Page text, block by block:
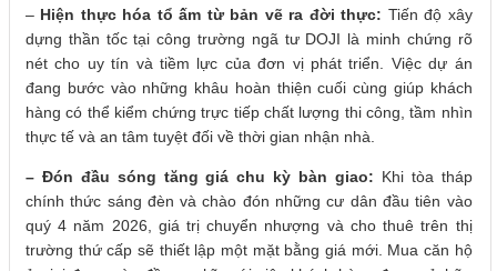
– Hiện thực hóa tổ ấm từ bản vẽ ra đời thực: Tiến độ xây
dựng thần tốc tại công trường ngã tư DOJI là minh chứng rõ
nét cho uy tín và tiềm lực của đơn vị phát triển. Việc dự án
đang bước vào những khâu hoàn thiện cuối cùng giúp khách
hàng có thể kiểm chứng trực tiếp chất lượng thi công, tầm nhìn
thực tế và an tâm tuyệt đối về thời gian nhận nhà.
– Đón đầu sóng tăng giá chu kỳ bàn giao: Khi tòa tháp
chính thức sáng đèn và chào đón những cư dân đầu tiên vào
quý 4 năm 2026, giá trị chuyển nhượng và cho thuê trên thị
trường thứ cấp sẽ thiết lập một mặt bằng giá mới. Mua căn hộ